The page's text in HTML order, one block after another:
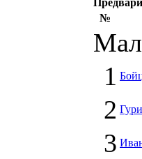
№
1
2
3